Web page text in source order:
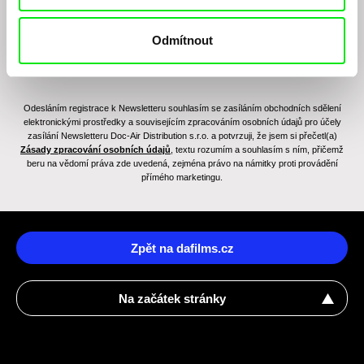
Odmítnout
Odesláním registrace k Newsletteru souhlasím se zasíláním obchodních sdělení
elektronickými prostředky a souvisejícím zpracováním osobních údajů pro účely
zasílání Newsletteru Doc-Air Distribution s.r.o. a potvrzuji, že jsem si přečetl(a)
Zásady zpracování osobních údajů , textu rozumím a souhlasím s ním, přičemž
beru na vědomí práva zde uvedená, zejména právo na námitky proti provádění
přímého marketingu.
Zpět na dafilms.cz
Na začátek stránky